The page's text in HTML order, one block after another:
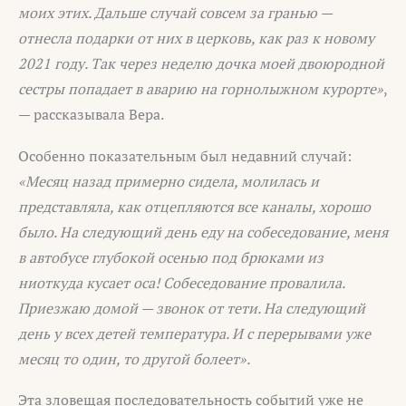
моих этих. Дальше случай совсем за гранью —
отнесла подарки от них в церковь, как раз к новому
2021 году. Так через неделю дочка моей двоюродной
сестры попадает в аварию на горнолыжном курорте»,
— рассказывала Вера.
Особенно показательным был недавний случай:
«Месяц назад примерно сидела, молилась и
представляла, как отцепляются все каналы, хорошо
было. На следующий день еду на собеседование, меня
в автобусе глубокой осенью под брюками из
ниоткуда кусает оса! Собеседование провалила.
Приезжаю домой — звонок от тети. На следующий
день у всех детей температура. И с перерывами уже
месяц то один, то другой болеет».
Эта зловещая последовательность событий уже не